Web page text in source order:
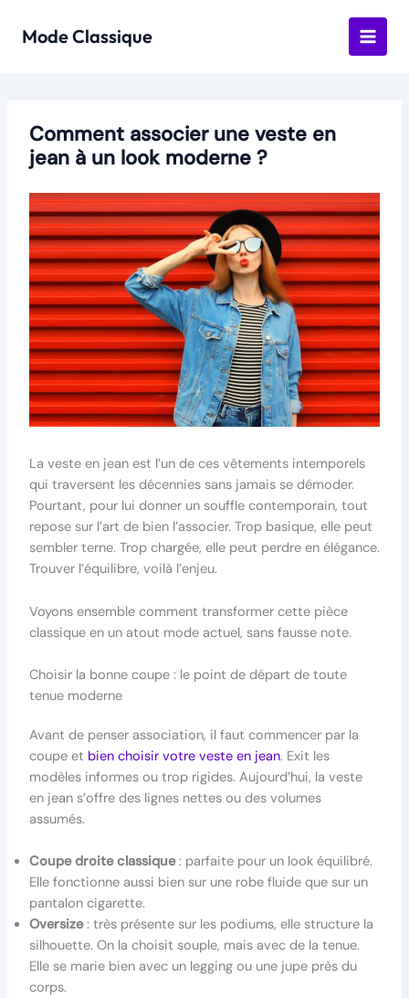
Mode Classique
Comment associer une veste en
jean à un look moderne ?
La veste en jean est l’un de ces vêtements intemporels
qui traversent les décennies sans jamais se démoder.
Pourtant, pour lui donner un souffle contemporain, tout
repose sur l’art de bien l’associer. Trop basique, elle peut
sembler terne. Trop chargée, elle peut perdre en élégance.
Trouver l’équilibre, voilà l’enjeu.
Voyons ensemble comment transformer cette pièce
classique en un atout mode actuel, sans fausse note.
Choisir la bonne coupe : le point de départ de toute
tenue moderne
Avant de penser association, il faut commencer par la
coupe et bien choisir votre veste en jean. Exit les
modèles informes ou trop rigides. Aujourd’hui, la veste
en jean s’offre des lignes nettes ou des volumes
assumés.
Coupe droite classique: parfaite pour un look équilibré.
Elle fonctionne aussi bien sur une robe fluide que sur un
pantalon cigarette.
Oversize: très présente sur les podiums, elle structure la
silhouette. On la choisit souple, mais avec de la tenue.
Elle se marie bien avec un legging ou une jupe près du
corps.